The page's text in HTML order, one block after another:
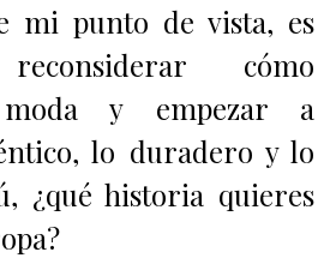
mi punto de vista, es
cómo
moda y empezar a
lo duradero y lo
¿qué historia quieres